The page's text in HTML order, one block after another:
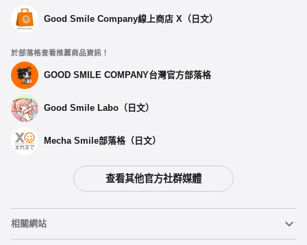
Good Smile Company線上商店 X（日文）
於部落格查看推薦商品資訊！
GOOD SMILE COMPANY台灣官方部落格
Good Smile Labo（日文）
Mecha Smile部落格（日文）
查看其他官方社群媒體
相關網站